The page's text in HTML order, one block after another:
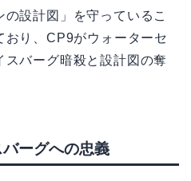
設計図」を守っているこ
おり、CP9がウォーターセ
バーグ暗殺と設計図の奪
ーグへの忠義